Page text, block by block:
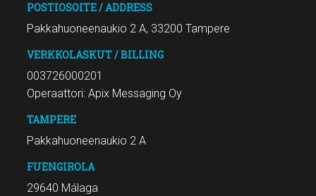
POSTIOSOITE / ADDRESS
Pakkahuoneenaukio 2 A, 33200 Tampere
VERKKOLASKUT / BILLING
003726000201
Operaattori: Apix Messaging Oy
TAMPERE
Pakkahuoneenaukio 2 A
FUENGIROLA
29640 Málaga